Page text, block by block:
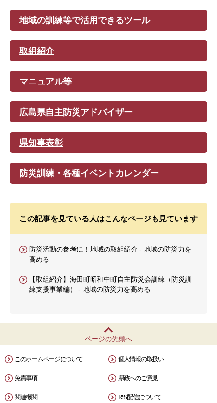
地域の訓練等で活用できるツール
取組紹介
マニュアル等
広島県自主防災アドバイザー
県知事表彰
防災訓練・各種イベントカレンダー
この記事を見ている人はこんなページも見ています
防災活動の参考に！地域の取組紹介 - 地域の防災力を
高める
【取組紹介】海田町昭和中町自主防災会訓練（防災訓
練支援事業編） - 地域の防災力を高める
ページの先頭へ
このホームページについて 個人情報の取扱い
免責事項 県政へのご意見
関連機関 RSS配信について